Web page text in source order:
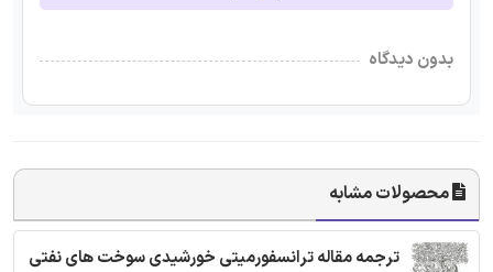
بدون دیدگاه
محصولات مشابه
ترجمه مقاله ترانسفورمیتی خورشیدی سوخت های نفتی